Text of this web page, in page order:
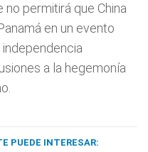
no permitirá que China
en un evento
a la hegemonía
PUEDE INTERESAR: